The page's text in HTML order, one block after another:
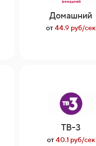
Домашний
от44.9 руб/сек
ТВ-3
от40.1 руб/сек